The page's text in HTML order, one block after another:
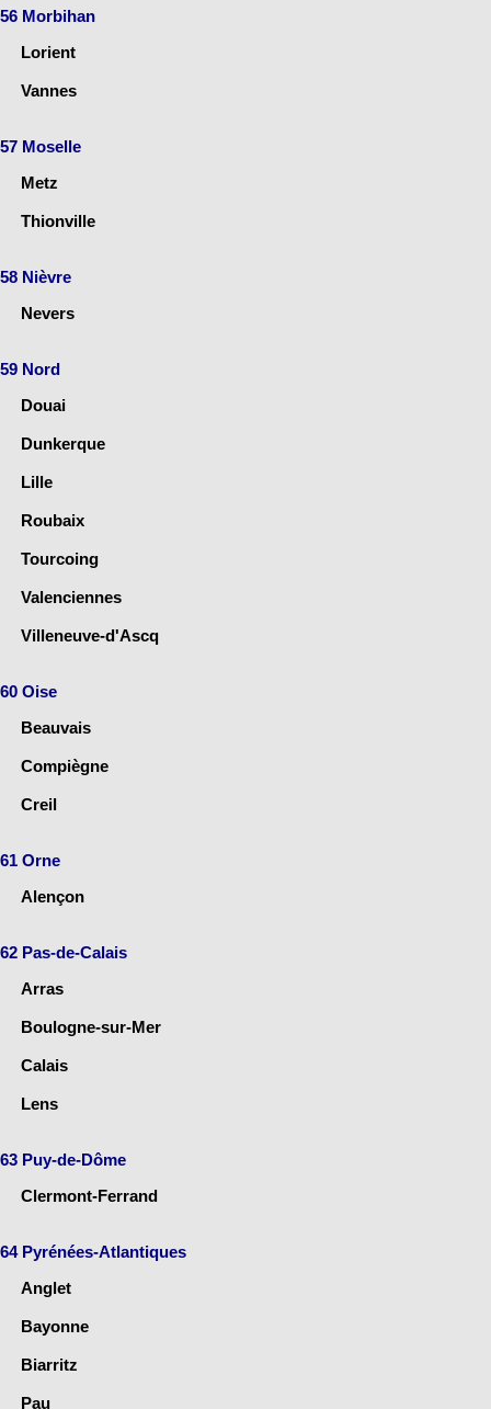
56 Morbihan
Lorient
Vannes
57 Moselle
Metz
Thionville
58 Nièvre
Nevers
59 Nord
Douai
Dunkerque
Lille
Roubaix
Tourcoing
Valenciennes
Villeneuve-d'Ascq
60 Oise
Beauvais
Compiègne
Creil
61 Orne
Alençon
62 Pas-de-Calais
Arras
Boulogne-sur-Mer
Calais
Lens
63 Puy-de-Dôme
Clermont-Ferrand
64 Pyrénées-Atlantiques
Anglet
Bayonne
Biarritz
Pau